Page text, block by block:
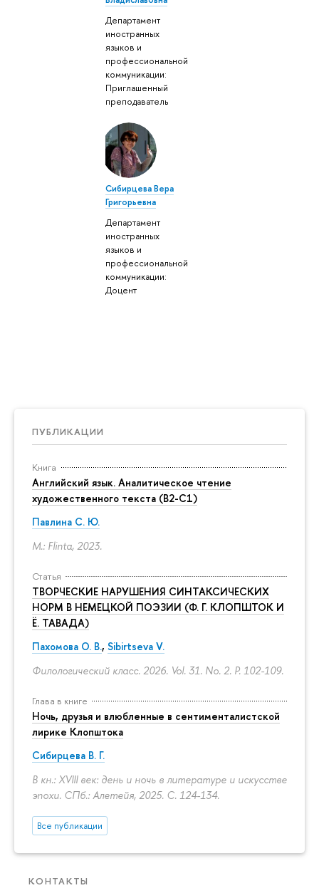
ПУБЛИКАЦИИ
Книга
Английский язык. Аналитическое чтение
художественного текста (B2-C1)
Павлина С. Ю.
M.: Flinta, 2023.
Статья
ТВОРЧЕСКИЕ НАРУШЕНИЯ СИНТАКСИЧЕСКИХ
НОРМ В НЕМЕЦКОЙ ПОЭЗИИ (Ф. Г. КЛОПШТОК И
Ё. ТАВАДА)
Пахомова О. В., Sibirtseva V.
Филологический класс. 2026. Vol. 31. No. 2. P. 102-109.
Глава в книге
Ночь, друзья и влюбленные в сентименталистской
лирике Клопштока
Сибирцева В. Г.
В кн.: XVIII век: день и ночь в литературе и искусстве
эпохи. СПб.: Алетейя, 2025. С. 124-134.
Все публикации
КОНТАКТЫ
Департамент
иностранных
языков и
профессиональной
коммуникации:
Приглашенный
преподаватель
Сибирцева Вера
Григорьевна
Департамент
иностранных
языков и
профессиональной
коммуникации:
Доцент